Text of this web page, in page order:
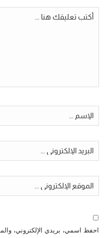
احفظ اسمي، بريدي الإلكتروني،